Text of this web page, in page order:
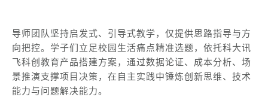
导师团队坚持启发式、引导式教学，仅提供思路指导与方
向把控。学子们立足校园生活痛点精准选题，依托科大讯
飞科创教育产品搭建方案，通过数据论证、成本分析、场
景推演支撑项目决策，在自主实践中锤炼创新思维、技术
能力与问题解决能力。